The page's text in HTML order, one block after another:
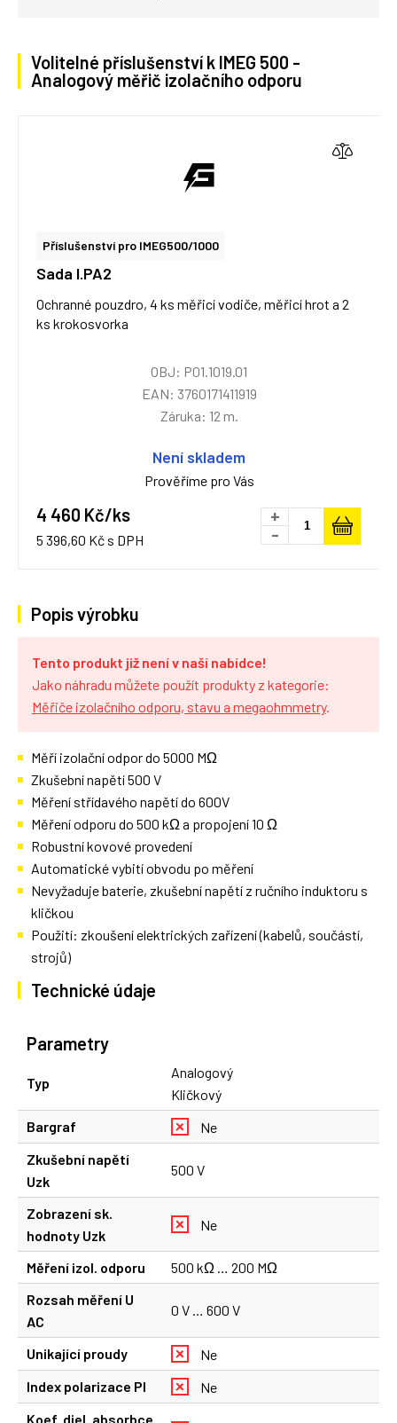
Volitelné příslušenství k IMEG 500 -
Analogový měřič izolačního odporu
Příslušenství pro IMEG500/1000
Sada I.PA2
Ochranné pouzdro, 4 ks měřicí vodiče, měřicí hrot a 2
ks krokosvorka
OBJ: P01.1019.01
EAN: 3760171411919
Záruka: 12 m.
Není skladem
Prověříme pro Vás
4 460 Kč/ks
5 396,60 Kč s DPH
+
-
Popis výrobku
Tento produkt již není v naší nabídce!
Jako náhradu můžete použít produkty z kategorie:
Měřiče izolačního odporu, stavu a megaohmmetry.
Měří izolační odpor do 5000 MΩ
Zkušební napětí 500 V
Měření střídavého napětí do 600V
Měření odporu do 500 kΩ a propojení 10 Ω
Robustní kovové provedení
Automatické vybití obvodu po měření
Nevyžaduje baterie, zkušební napětí z ručního induktoru s
kličkou
Použití: zkoušení elektrických zařízení (kabelů, součástí,
strojů)
Technické údaje
Parametry
Typ
Analogový
Kličkový
Bargraf
Ne
Zkušební napětí
Uzk
500 V
Zobrazení sk.
hodnoty Uzk
Ne
Měření izol. odporu
500 kΩ … 200 MΩ
Rozsah měření U
AC
0 V … 600 V
Unikající proudy
Ne
Index polarizace PI
Ne
Koef. diel. absorbce